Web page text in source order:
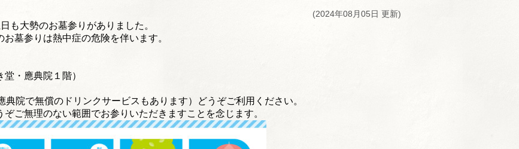
(2024年08月05日 更新)
も大勢のお墓参りがありました。
お墓参りは熱中症の危険を伴います。
・應典院１階）
典院で無償のドリンクサービスもあります）
どうぞご利用ください。
ぞご無理のない範囲でお参りいただきますことを念じます。